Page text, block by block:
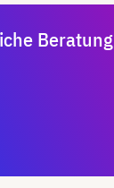
Beratung